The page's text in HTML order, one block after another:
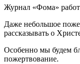
Журнал «Фома»
Даже небольшое
рассказывать о
Особенно мы будем
пожертвование.